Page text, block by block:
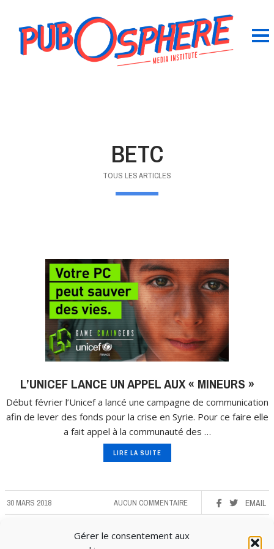
Gérer le consentement aux
BETC
TOUS LES ARTICLES
L’UNICEF LANCE UN APPEL AUX « MINEURS »
Début février l’Unicef a lancé une campagne de communication
afin de lever des fonds pour la crise en Syrie. Pour ce faire elle
a fait appel à la communauté des …
LIRE LA SUITE
30 MARS 2018 EMAIL
AUCUN COMMENTAIRE